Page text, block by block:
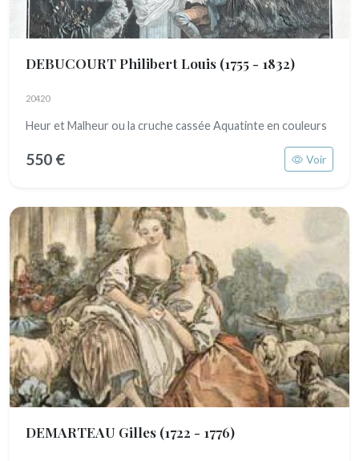
DEBUCOURT Philibert Louis (1755 - 1832)
20420
Heur et Malheur ou la cruche cassée Aquatinte en couleurs
550 € Voir
DEMARTEAU Gilles (1722 - 1776)